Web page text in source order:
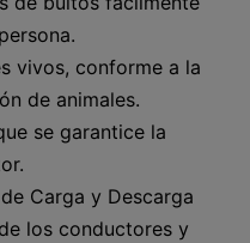
vivos, conforme a la
de animales.
se garantice la
Carga y Descarga
los conductores y